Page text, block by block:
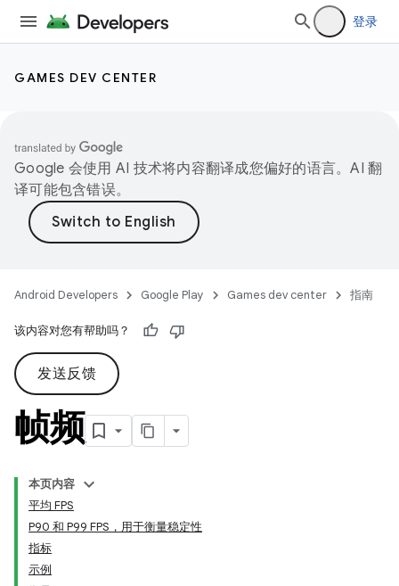
登录
GAMES DEV CENTER
Google 会使用 AI 技术将内容翻译成您偏好的语言。AI 翻
译可能包含错误。
Android Developers Google Play Games dev center 指南
该内容对您有帮助吗？
发送反馈
帧频
本页内容
平均 FPS
P90 和 P99 FPS，用于衡量稳定性
指标
示例